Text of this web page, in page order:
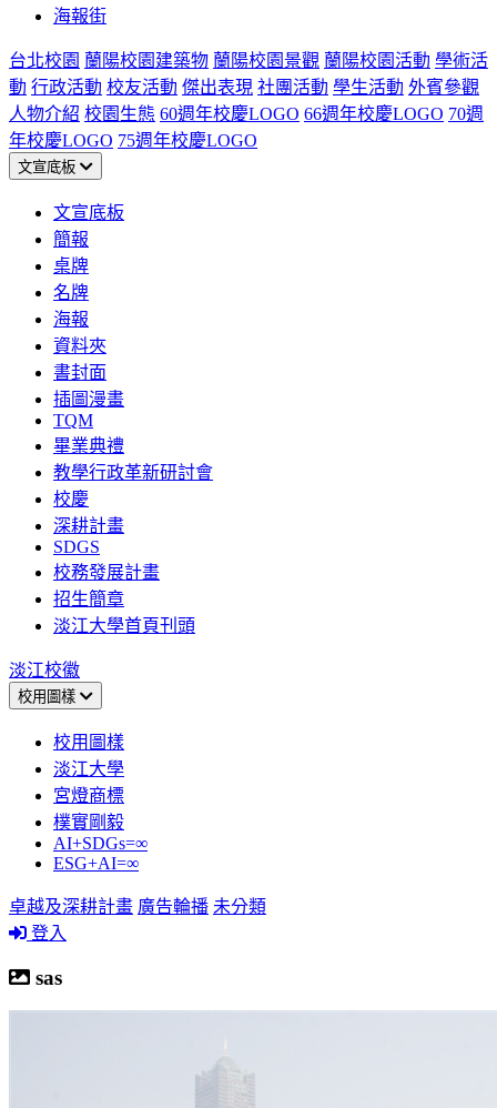
海報街
台北校園 蘭陽校園建築物 蘭陽校園景觀 蘭陽校園活動 學術活
動 行政活動 校友活動 傑出表現 社團活動 學生活動 外賓參觀
人物介紹 校園生態 60週年校慶LOGO 66週年校慶LOGO 70週
年校慶LOGO 75週年校慶LOGO
文宣底板
文宣底板
簡報
桌牌
名牌
海報
資料夾
書封面
插圖漫畫
TQM
畢業典禮
教學行政革新研討會
校慶
深耕計畫
SDGS
校務發展計畫
招生簡章
淡江大學首頁刊頭
淡江校徽
校用圖樣
校用圖樣
淡江大學
宮燈商標
樸實剛毅
AI+SDGs=∞
ESG+AI=∞
卓越及深耕計畫 廣告輪播 未分類
登入
sas